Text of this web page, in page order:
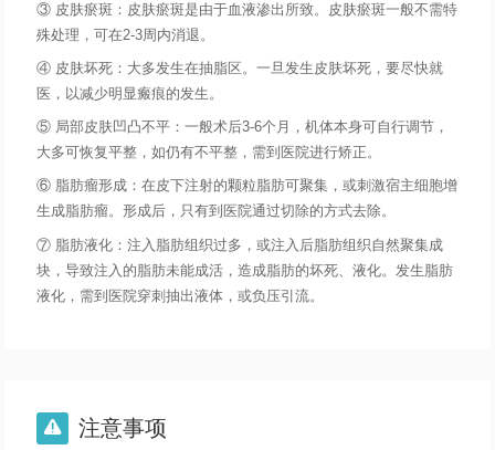
③ 皮肤瘀斑：皮肤瘀斑是由于血液渗出所致。皮肤瘀斑一般不需特
殊处理，可在2-3周内消退。
④ 皮肤坏死：大多发生在抽脂区。一旦发生皮肤坏死，要尽快就
医，以减少明显瘢痕的发生。
⑤ 局部皮肤凹凸不平：一般术后3-6个月，机体本身可自行调节，
大多可恢复平整，如仍有不平整，需到医院进行矫正。
⑥ 脂肪瘤形成：在皮下注射的颗粒脂肪可聚集，或刺激宿主细胞增
生成脂肪瘤。形成后，只有到医院通过切除的方式去除。
⑦ 脂肪液化：注入脂肪组织过多，或注入后脂肪组织自然聚集成
块，导致注入的脂肪未能成活，造成脂肪的坏死、液化。发生脂肪
液化，需到医院穿刺抽出液体，或负压引流。
 注意事项